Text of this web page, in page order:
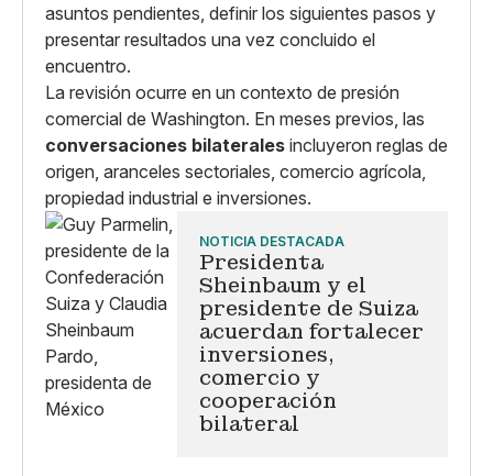
asuntos pendientes, definir los siguientes pasos y
presentar resultados una vez concluido el
encuentro.
La revisión ocurre en un contexto de presión
comercial de Washington. En meses previos, las
conversaciones bilaterales incluyeron reglas de
origen, aranceles sectoriales, comercio agrícola,
propiedad industrial e inversiones.
NOTICIA DESTACADA
Presidenta
Sheinbaum y el
presidente de Suiza
acuerdan fortalecer
inversiones,
comercio y
cooperación
bilateral